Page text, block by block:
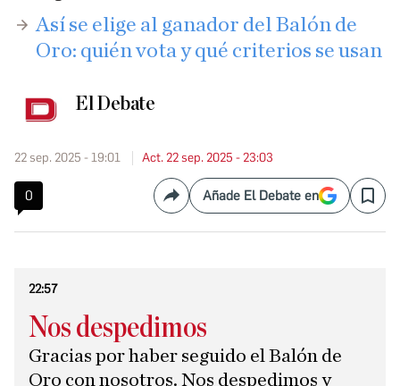
Así se elige al ganador del Balón de
Oro: quién vota y qué criterios se usan
El Debate
22 sep. 2025 - 19:01 Act. 22 sep. 2025 - 23:03
0 CompartirAñade El Debate en Save
22:57
Nos despedimos
Gracias por haber seguido el Balón de
Oro con nosotros. Nos despedimos y